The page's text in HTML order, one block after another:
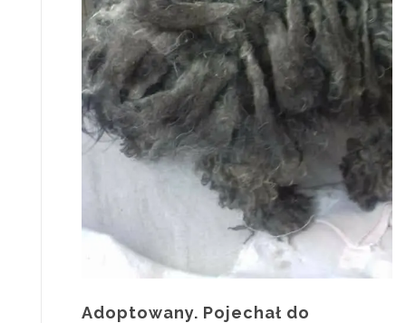
Adoptowany. Pojechał do